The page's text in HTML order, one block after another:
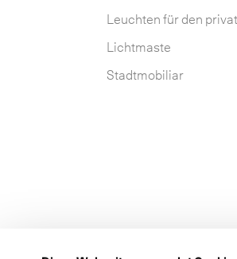
Leuchten für den
Lichtmaste
Stadtmobiliar